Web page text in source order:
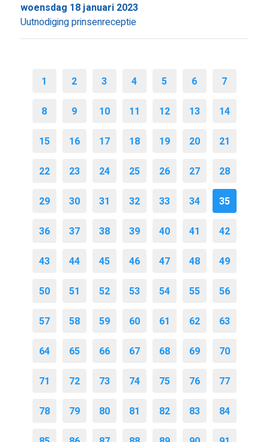
Uutnodiging prinsenreceptie
woensdag 18 januari 2023
1 2 3 4 5 6 7
8 9 10 11 12 13 14
15 16 17 18 19 20 21
22 23 24 25 26 27 28
29 30 31 32 33 34 35
36 37 38 39 40 41 42
43 44 45 46 47 48 49
50 51 52 53 54 55 56
57 58 59 60 61 62 63
64 65 66 67 68 69 70
71 72 73 74 75 76 77
78 79 80 81 82 83 84